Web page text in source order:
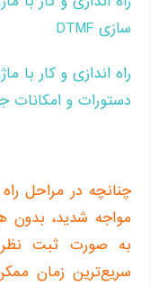
سازی DTMF
دستورات و امکانات
چنانچه در مراحل
مواجه شدید، بدون
به صورت ثبت نظر
سریع‌ترین زمان